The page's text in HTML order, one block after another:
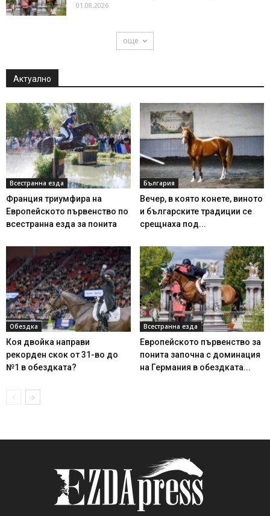
01.08.2026
още
Актуално
Всестранна езда
Франция триумфира на
Европейското първенство по
всестранна езда за понита
България
Вечер, в която конете, виното
и българските традиции се
срещнаха под...
Обездка
Коя двойка направи
рекорден скок от 31-во до
№1 в обездката?
Всестранна езда
Европейското първенство за
понита започна с доминация
на Германия в обездката...